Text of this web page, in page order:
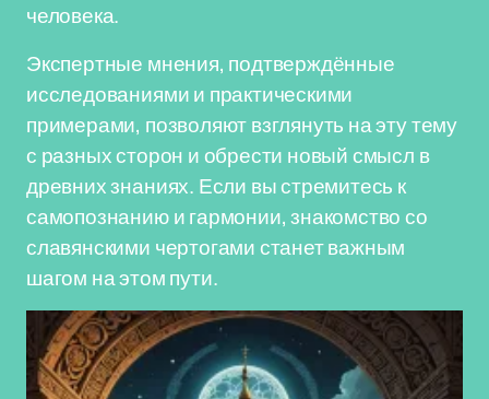
человека.
Экспертные мнения, подтверждённые
исследованиями и практическими
примерами, позволяют взглянуть на эту тему
с разных сторон и обрести новый смысл в
древних знаниях. Если вы стремитесь к
самопознанию и гармонии, знакомство со
славянскими чертогами станет важным
шагом на этом пути.